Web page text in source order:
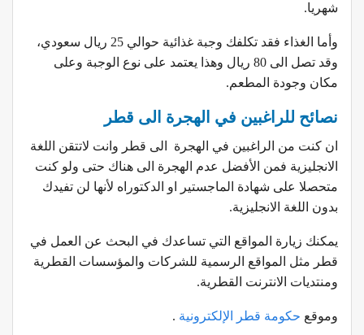
شهريا.
وأما الغذاء فقد تكلفك وجبة غذائية حوالي 25 ريال سعودي،
وقد تصل الى 80 ريال وهذا يعتمد على نوع الوجبة وعلى
مكان وجودة المطعم.
نصائح للراغبين في الهجرة الى قطر
ان كنت من الراغبين في الهجرة الى قطر وانت لاتتقن اللغة
الانجليزية فمن الأفضل عدم الهجرة الى هناك حتى ولو كنت
متحصلا على شهادة الماجستير او الدكتوراه لأنها لن تفيدك
بدون اللغة الانجليزية.
يمكنك زيارة المواقع التي تساعدك في البحث عن العمل في
قطر مثل المواقع الرسمية للشركات والمؤسسات القطرية
ومنتديات الانترنت القطرية.
وموقع حكومة قطر الإلكترونية .